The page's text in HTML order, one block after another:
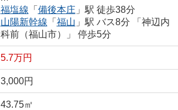
福塩線 「 備後本庄 」駅 徒歩38分
山陽新幹線 「 福山 」駅 バス8分 「神辺内
科前（福山市）」 停歩5分
5.7万円
3,000円
43.75㎡